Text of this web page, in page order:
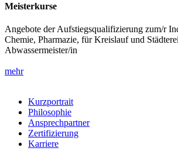
Meisterkurse
Angebote der Aufstiegsqualifizierung zum/r
Chemie, Pharmazie, für Kreislauf und
Abwassermeister/in
mehr
Kurzportrait
Philosophie
Ansprechpartner
Zertifizierung
Karriere